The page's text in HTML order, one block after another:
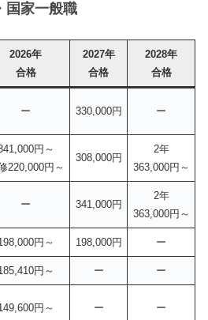
国家一般職
2026年
合格
2027年
合格
2028年
合格
ー 330,000円 ー
円～
220,000円～
308,000円
2年
363,000円～
ー 341,000円
2年
363,000円～
円～ 198,000円 ー
円～ ー ー
円～ ー ー